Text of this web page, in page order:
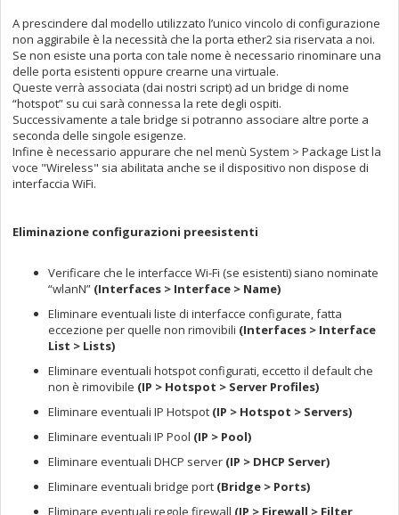
A prescindere dal modello utilizzato l’unico vincolo di configurazione
non aggirabile è la necessità che la porta ether2 sia riservata a noi.
Se non esiste una porta con tale nome è necessario rinominare una
delle porta esistenti oppure crearne una virtuale.
Queste verrà associata (dai nostri script) ad un bridge di nome
“hotspot” su cui sarà connessa la rete degli ospiti.
Successivamente a tale bridge si potranno associare altre porte a
seconda delle singole esigenze.
Infine è necessario appurare che nel menù System > Package List la
voce "Wireless" sia abilitata anche se il dispositivo non dispose di
interfaccia WiFi.
Eliminazione configurazioni preesistenti
Verificare che le interfacce Wi-Fi (se esistenti) siano nominate
“wlanN” (Interfaces > Interface > Name)
Eliminare eventuali liste di interfacce configurate, fatta
eccezione per quelle non rimovibili (Interfaces > Interface
List > Lists)
Eliminare eventuali hotspot configurati, eccetto il default che
non è rimovibile (IP > Hotspot > Server Profiles)
Eliminare eventuali IP Hotspot (IP > Hotspot > Servers)
Eliminare eventuali IP Pool (IP > Pool)
Eliminare eventuali DHCP server (IP > DHCP Server)
Eliminare eventuali bridge port (Bridge > Ports)
Eliminare eventuali regole firewall (IP > Firewall > Filter